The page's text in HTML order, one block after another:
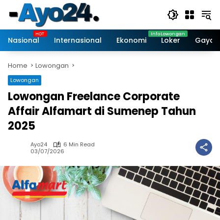
content
Nasional
Internasional Ekonomi Loker Gaya
Home Lowongan
Lowongan
Lowongan Freelance Corporate
Affair Alfamart di Sumenep Tahun
2025
Ayo24
6 Min Read
03/07/2026